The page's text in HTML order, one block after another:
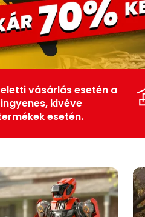
vásárlás esetén a
kivéve
esetén.